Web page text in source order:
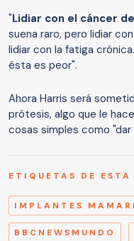
"Lidiar con el cáncer
suena raro, pero lidiar
lidiar con la fatiga
ésta es peor".
Ahora Harris será
prótesis, algo que le
cosas simples como "dar
ETIQUETAS DE ESTA
IMPLANTES
BBCNEWSMUNDO